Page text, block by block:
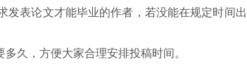
表论文才能毕业的作者，若没能在规定时间
久，方便大家合理安排投稿时间。